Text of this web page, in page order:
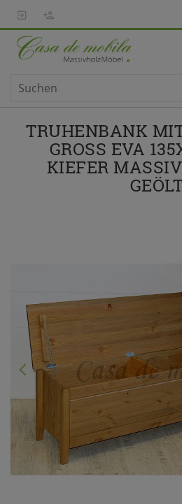
TRUHENBANK
GROSS EVA
IEFER MASSIV
EÖLT